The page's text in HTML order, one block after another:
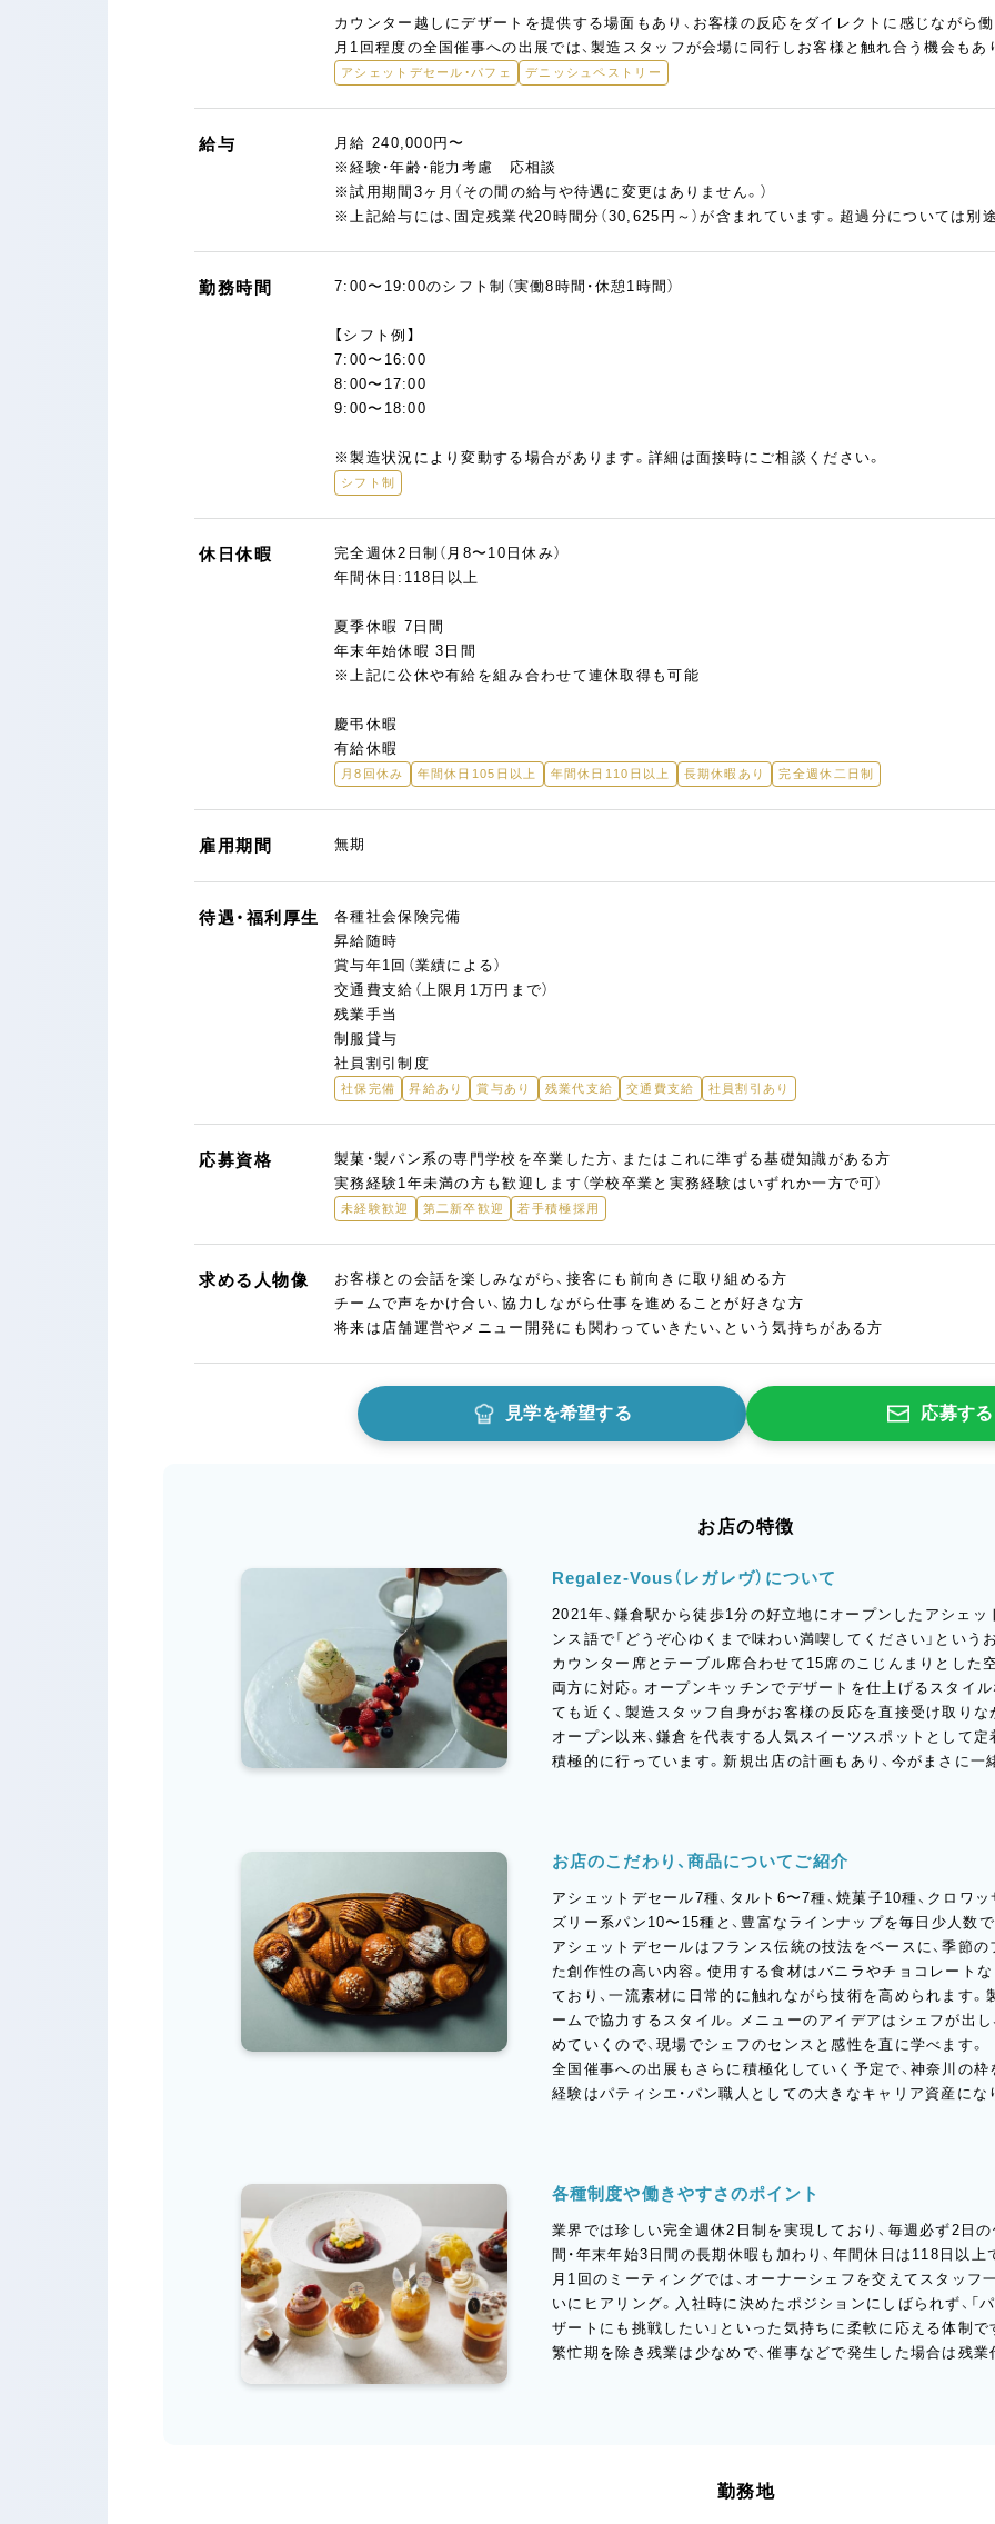
カウンター越しにデザートを提供する場面もあり、お客様の反応をダイレクトに感じながら
月1回程度の全国催事への出展では、製造スタッフが会場に同行しお客様と触れ合う機会もあ
アシェットデセール・パフェ デニッシュペストリー
給与
月給 240,000円〜
※経験・年齢・能力考慮 応相談
※試用期間3ヶ月（その間の給与や待遇に変更はありません。）
※上記給与には、固定残業代20時間分（30,625円～）が含まれています。超過分については別途
勤務時間 7:00〜19:00のシフト制（実働8時間・休憩1時間）
【シフト例】
7:00〜16:00
8:00〜17:00
9:00〜18:00
※製造状況により変動する場合があります。詳細は面接時にご相談ください。
シフト制
休日休暇
完全週休2日制（月8〜10日休み）
年間休日:118日以上
夏季休暇 7日間
年末年始休暇 3日間
※上記に公休や有給を組み合わせて連休取得も可能
慶弔休暇
有給休暇
月8回休み 年間休日105日以上 年間休日110日以上 長期休暇あり 完全週休二日制
雇用期間 無期
待遇・福利厚生
各種社会保険完備
昇給随時
賞与年1回（業績による）
交通費支給（上限月1万円まで）
残業手当
制服貸与
社員割引制度
社保完備 昇給あり 賞与あり 残業代支給 交通費支給 社員割引あり
応募資格
製菓・製パン系の専門学校を卒業した方、またはこれに準ずる基礎知識がある方
実務経験1年未満の方も歓迎します（学校卒業と実務経験はいずれか一方で可）
未経験歓迎 第二新卒歓迎 若手積極採用
求める人物像
お客様との会話を楽しみながら、接客にも前向きに取り組める方
チームで声をかけ合い、協力しながら仕事を進めることが好きな方
将来は店舗運営やメニュー開発にも関わっていきたい、という気持ちがある方
見学を希望する 応募する
お店の特徴
Regalez-Vous（レガレヴ）について
2021年、鎌倉駅から徒歩1分の好立地にオープンしたアシェッ
ンス語で「どうぞ心ゆくまで味わい満喫してください」という
カウンター席とテーブル席合わせて15席のこじんまりとした
両方に対応。オープンキッチンでデザートを仕上げるスタイ
ても近く、製造スタッフ自身がお客様の反応を直接受け取りな
オープン以来、鎌倉を代表する人気スイーツスポットとして定
積極的に行っています。新規出店の計画もあり、今がまさに一
お店のこだわり、商品についてご紹介
アシェットデセール7種、タルト6〜7種、焼菓子10種、クロワ
ズリー系パン10〜15種と、豊富なラインナップを毎日少人数で
アシェットデセールはフランス伝統の技法をベースに、季節
た創作性の高い内容。使用する食材はバニラやチョコレート
ており、一流素材に日常的に触れながら技術を高められます。
ームで協力するスタイル。メニューのアイデアはシェフが出
めていくので、現場でシェフのセンスと感性を直に学べます。
全国催事への出展もさらに積極化していく予定で、神奈川の
経験はパティシエ・パン職人としての大きなキャリア資産にな
各種制度や働きやすさのポイント
業界では珍しい完全週休2日制を実現しており、毎週必ず2日
間・年末年始3日間の長期休暇も加わり、年間休日は118日以上
月1回のミーティングでは、オーナーシェフを交えてスタッフ
いにヒアリング。入社時に決めたポジションにしばられず、「
ザートにも挑戦したい」といった気持ちに柔軟に応える体制で
繁忙期を除き残業は少なめで、催事などで発生した場合は残業
勤務地